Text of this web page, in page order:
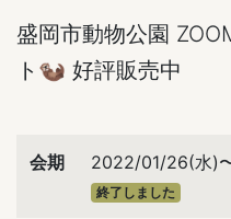
盛岡市動物公園
ト🦦 好評販売中
会期 2022/01/26(水)
終了しました